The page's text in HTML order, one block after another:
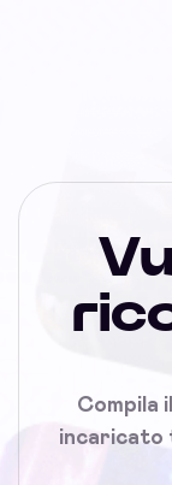
Compila
incaricato